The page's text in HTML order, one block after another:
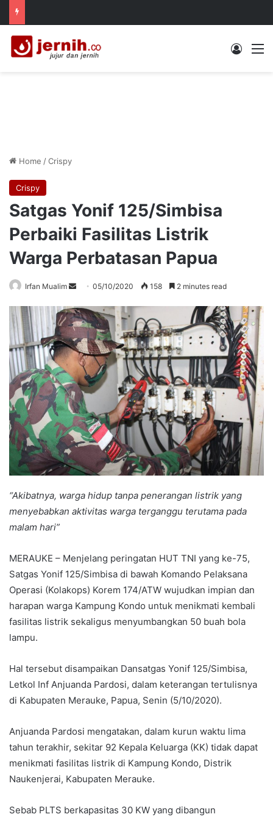
Log In
Home /Crispy
Crispy
Satgas Yonif 125/Simbisa
Perbaiki Fasilitas Listrik
Warga Perbatasan Papua
Irfan Mualim
Send
email
05/10/2020 158 2 minutes read
“Akibatnya, warga hidup tanpa penerangan listrik yang
menyebabkan aktivitas warga terganggu terutama pada
malam hari”
MERAUKE – Menjelang peringatan HUT TNI yang ke-75,
Satgas Yonif 125/Simbisa di bawah Komando Pelaksana
Operasi (Kolakops) Korem 174/ATW wujudkan impian dan
harapan warga Kampung Kondo untuk menikmati kembali
fasilitas listrik sekaligus menyumbangkan 50 buah bola
lampu.
Hal tersebut disampaikan Dansatgas Yonif 125/Simbisa,
Letkol Inf Anjuanda Pardosi, dalam keterangan tertulisnya
di Kabupaten Merauke, Papua, Senin (5/10/2020).
Anjuanda Pardosi mengatakan, dalam kurun waktu lima
tahun terakhir, sekitar 92 Kepala Keluarga (KK) tidak dapat
menikmati fasilitas listrik di Kampung Kondo, Distrik
Naukenjerai, Kabupaten Merauke.
Sebab PLTS berkapasitas 30 KW yang dibangun